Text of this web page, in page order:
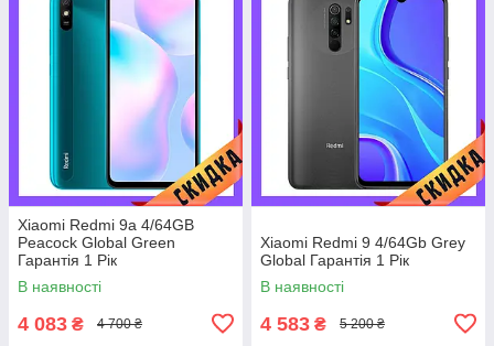
Xiaomi Redmi 9a 4/64GB
Peacock Global Green
Гарантія 1 Рік
В наявності
4 083 ₴ 4 700 ₴
Xiaomi Redmi 9 4/64Gb Grey
Global Гарантія 1 Рік
В наявності
4 583 ₴ 5 200 ₴